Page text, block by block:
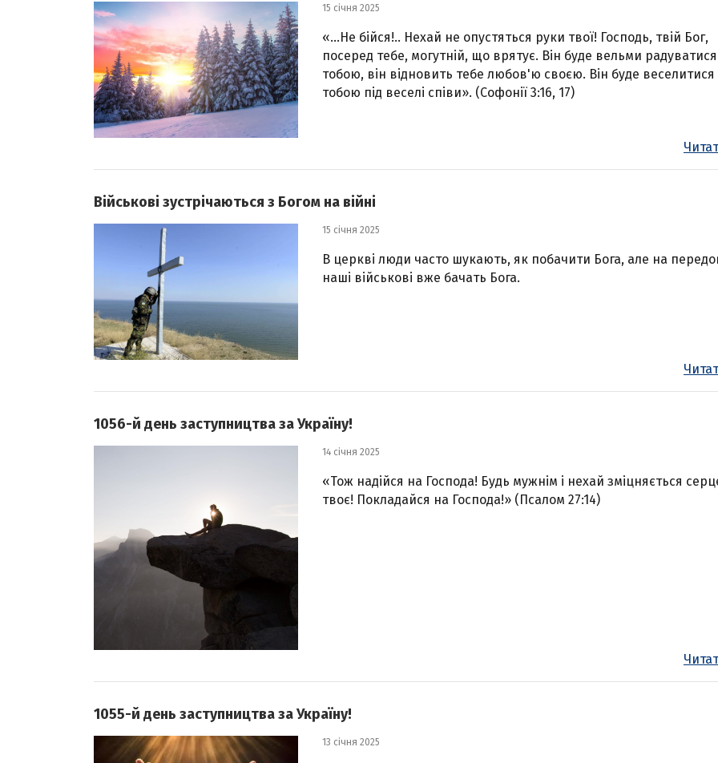
15 січня 2025
«…Не бійся!.. Нехай не опустяться руки твої! Господь, твій Бог,
посеред тебе, могутній, що врятує. Він буде вельми радуватися
тобою, він відновить тебе любов'ю своєю. Він буде веселитися
тобою під веселі співи». (Софонії 3:16, 17)
Військові зустрічаються з Богом на війні
15 січня 2025
В церкві люди часто шукають, як побачити Бога, але на
наші військові вже бачать Бога.
1056-й день заступництва за Україну!
14 січня 2025
«Тож надійся на Господа! Будь мужнім і нехай зміцняється
твоє! Покладайся на Господа!» (Псалом 27:14)
1055-й день заступництва за Україну!
13 січня 2025